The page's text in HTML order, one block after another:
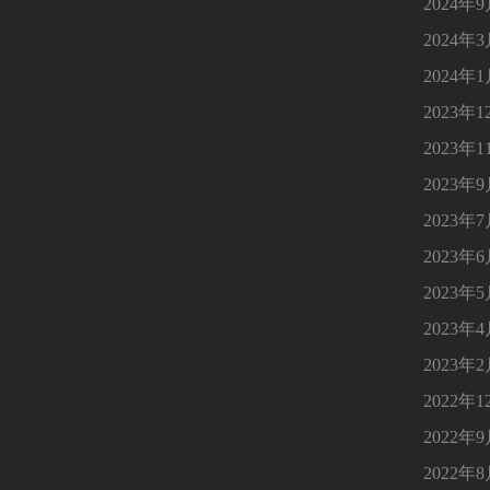
2024年3
2024年1
2023年
2023年
2023年9
2023年7
2023年6
2023年5
2023年4
2023年2
2022年
2022年9
2022年8